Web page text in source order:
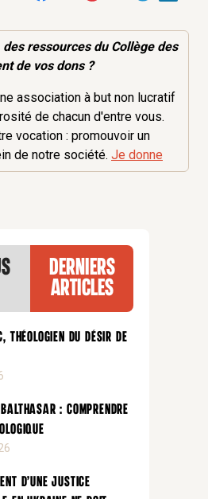
desressourcesdu Collège des
de vos dons ?
association à but non lucratif
de chacun d'entre vous.
vocation : promouvoir un
de notre société. Je donne
Derniers
articles
théologien du désir de
Balthasar : comprendre
d’une justice